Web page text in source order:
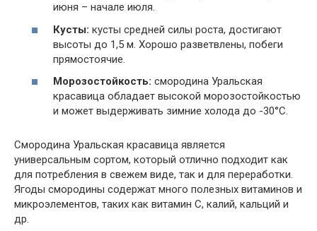
июня – начале июля.
Кусты: кусты средней силы роста, достигают
высоты до 1,5 м. Хорошо разветвлены, побеги
прямостоячие.
Морозостойкость: смородина Уральская
красавица обладает высокой морозостойкостью
и может выдерживать зимние холода до -30°C.
Смородина Уральская красавица является
универсальным сортом, который отлично подходит как
для потребления в свежем виде, так и для переработки.
Ягоды смородины содержат много полезных витаминов и
микроэлементов, таких как витамин С, калий, кальций и
др.